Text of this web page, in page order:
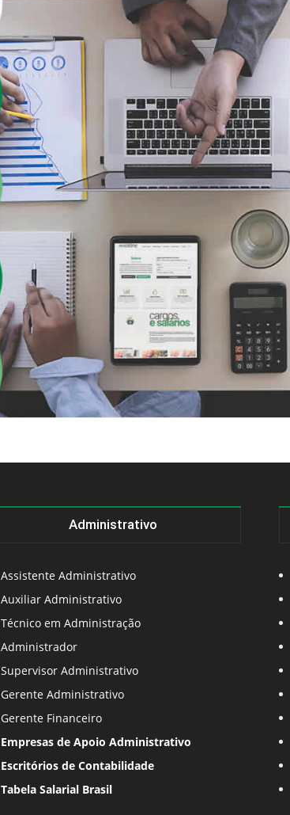
Administrativo
Assistente Administrativo
Auxiliar Administrativo
Técnico em Administração
Administrador
Supervisor Administrativo
Gerente Administrativo
Gerente Financeiro
Empresas de Apoio Administrativo
Escritórios de Contabilidade
Tabela Salarial Brasil